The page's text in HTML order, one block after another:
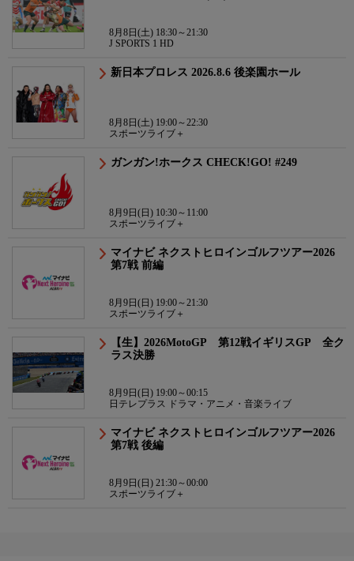
8月8日(土) 18:30～21:30
J SPORTS 1 HD
新日本プロレス 2026.8.6 後楽園ホール
8月8日(土) 19:00～22:30
スポーツライブ＋
ガンガン!ホークス CHECK!GO! #249
8月9日(日) 10:30～11:00
スポーツライブ＋
マイナビ ネクストヒロインゴルフツアー2026
第7戦 前編
8月9日(日) 19:00～21:30
スポーツライブ＋
【生】2026MotoGP 第12戦イギリスGP 全ク
ラス決勝
8月9日(日) 19:00～00:15
日テレプラス ドラマ・アニメ・音楽ライブ
マイナビ ネクストヒロインゴルフツアー2026
第7戦 後編
8月9日(日) 21:30～00:00
スポーツライブ＋